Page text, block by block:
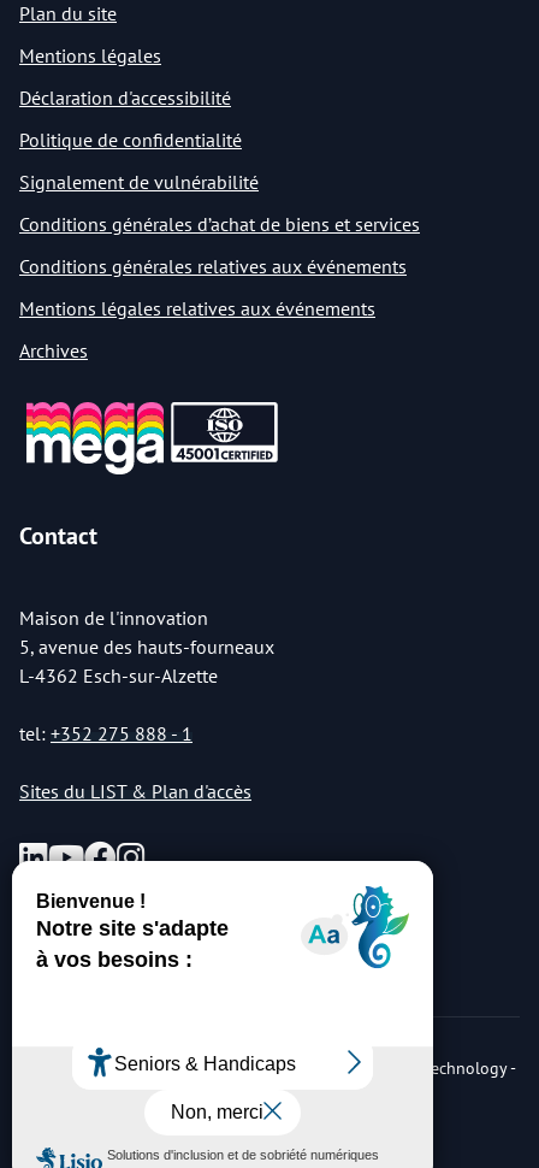
Plan du site
Mentions légales
Déclaration d'accessibilité
Politique de confidentialité
Signalement de vulnérabilité
Conditions générales d’achat de biens et services
Conditions générales relatives aux événements
Mentions légales relatives aux événements
Archives
Contact
Maison de l'innovation
5, avenue des hauts-fourneaux
L-4362 Esch-sur-Alzette
tel: +352 275 888 - 1
Sites du LIST & Plan d'accès
© Copyright 2026 Luxembourg Institute of Science & Technology -